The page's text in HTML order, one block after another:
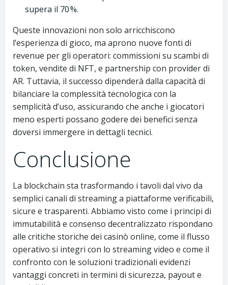
supera il 70 %.
Queste innovazioni non solo arricchiscono
l’esperienza di gioco, ma aprono nuove fonti di
revenue per gli operatori: commissioni su scambi di
token, vendite di NFT, e partnership con provider di
AR. Tuttavia, il successo dipenderà dalla capacità di
bilanciare la complessità tecnologica con la
semplicità d’uso, assicurando che anche i giocatori
meno esperti possano godere dei benefici senza
doversi immergere in dettagli tecnici.
Conclusione
La blockchain sta trasformando i tavoli dal vivo da
semplici canali di streaming a piattaforme verificabili,
sicure e trasparenti. Abbiamo visto come i principi di
immutabilità e consenso decentralizzato rispondano
alle critiche storiche dei casinò online, come il flusso
operativo si integri con lo streaming video e come il
confronto con le soluzioni tradizionali evidenzi
vantaggi concreti in termini di sicurezza, payout e